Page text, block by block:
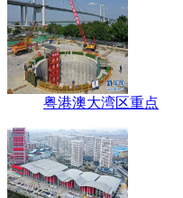
粤港澳大湾区重点